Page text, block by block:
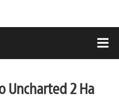
Uncharted 2 Ha